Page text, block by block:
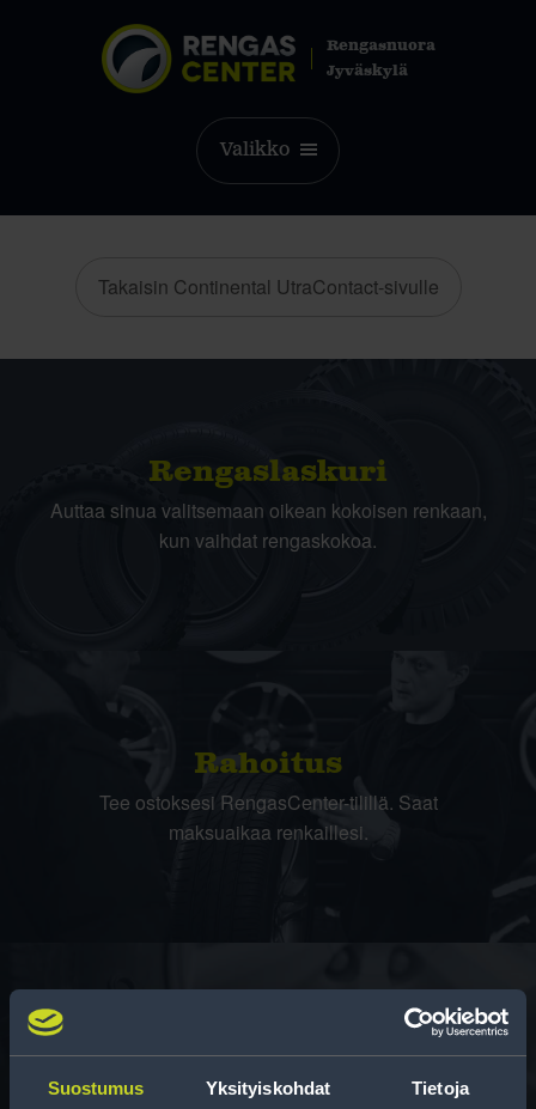
Suostumus Yksityiskohdat Tietoja
Rengasnuora
Jyväskylä
Valikko
Takaisin Continental UtraContact-sivulle
Rengas­laskuri
Auttaa sinua valitsemaan oikean kokoisen renkaan,
kun vaihdat rengaskokoa.
Rahoitus
Tee ostoksesi RengasCenter-tilillä. Saat
maksuaikaa renkaillesi.
Rengasinfo
Tavallisen ihmisen tietoa merkinnöistä, renkaista ja